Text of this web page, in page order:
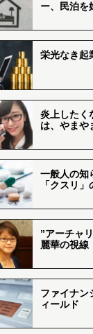
ー、民泊を
栄光なき起
炎上したく
は、やまや
一般人の知
「クスリ
”アーチャ
麗華の視線
ファイナン
ィールド